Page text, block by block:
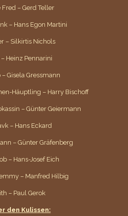
Fred – Gerd Teller
– Hans Egon Martini
– Silkirtis Nichols
– Heinz Pennarini
– Gisela Gressmann
Häuptling – Harry Bischoff
– Günter Geiermann
– Hans Eckard
– Günter Gräfenberg
– Hans-Josef Eich
– Manfred Hilbig
– Paul Gerok
den Kulissen: